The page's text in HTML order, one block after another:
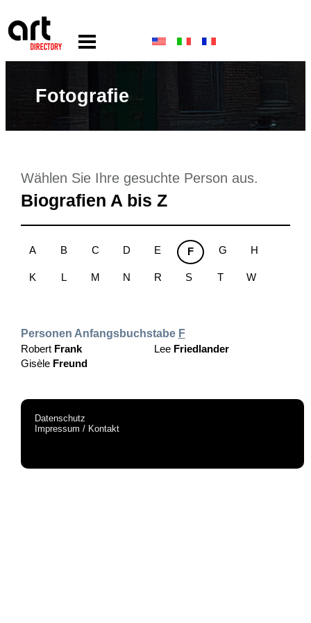
Fotografie
Wählen Sie Ihre gesuchte Person aus.
Biografien A bis Z
A B C D E F G H
K L M N R S T W
Personen Anfangsbuchstabe F
Robert Frank
Gisèle Freund
Lee Friedlander
Datenschutz
Impressum / Kontakt